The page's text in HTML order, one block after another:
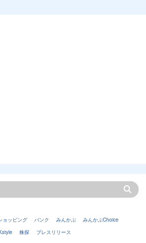
ョッピング バンク みんかぶ
みんかぶChoice
株探 プレスリリース